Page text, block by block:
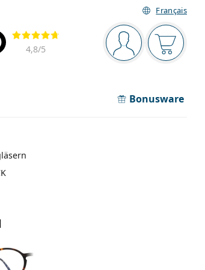
Français
Navigationsleiste
Sie sind Der
4,8/5
Bonusware